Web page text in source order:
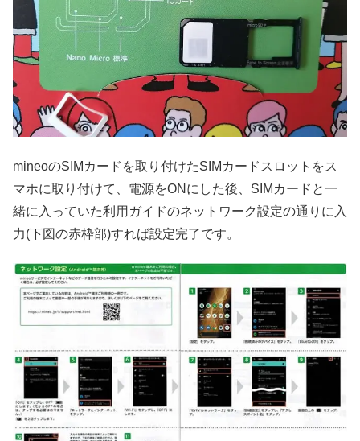
mineoのSIMカードを取り付けたSIMカードスロットをス
マホに取り付けて、電源をONにした後、SIMカードと一
緒に入っていた利用ガイドのネットワーク設定の通りに入
力(下図の赤枠部)すれば設定完了です。